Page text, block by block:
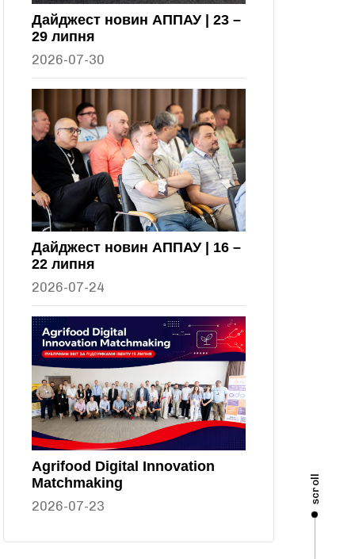
scroll
Дайджест новин АППАУ | 23 –
29 липня
2026-07-30
Дайджест новин АППАУ | 16 –
22 липня
2026-07-24
Agrifood Digital Innovation
Matchmaking
2026-07-23